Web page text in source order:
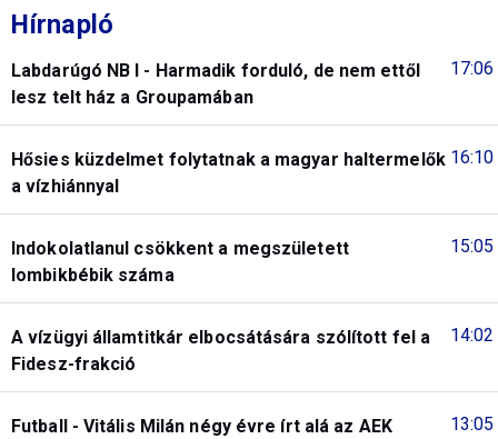
Hírnapló
17:06
Labdarúgó NB I - Harmadik forduló, de nem ettől
lesz telt ház a Groupamában
16:10
Hősies küzdelmet folytatnak a magyar haltermelők
a vízhiánnyal
15:05
Indokolatlanul csökkent a megszületett
lombikbébik száma
14:02
A vízügyi államtitkár elbocsátására szólított fel a
Fidesz-frakció
13:05
Futball - Vitális Milán négy évre írt alá az AEK